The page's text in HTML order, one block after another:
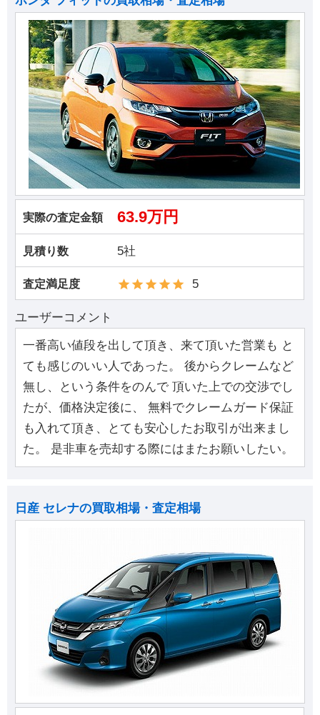
実際の査定金額 63.9万円
見積り数 5社
査定満足度 5
ユーザーコメント
一番高い値段を出して頂き、来て頂いた営業も と
ても感じのいい人であった。 後からクレームなど
無し、という条件をのんで 頂いた上での交渉でし
たが、価格決定後に、 無料でクレームガード保証
も入れて頂き、とても安心したお取引が出来まし
た。 是非車を売却する際にはまたお願いしたい。
日産 セレナの買取相場・査定相場